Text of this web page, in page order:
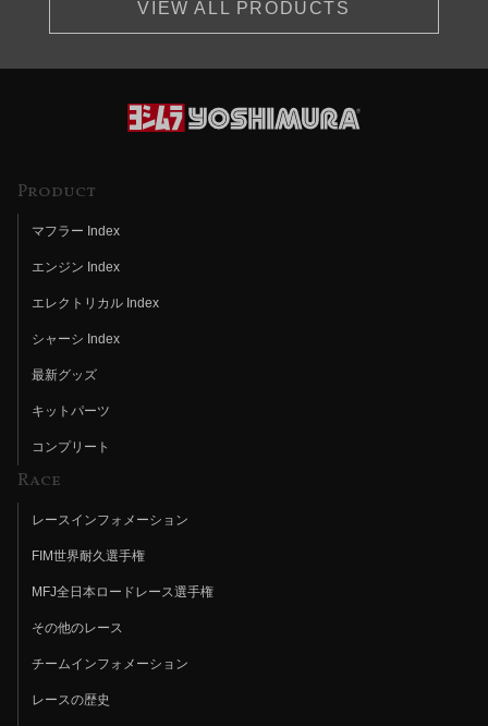
VIEW ALL PRODUCTS
Product
マフラー Index
エンジン Index
エレクトリカル Index
シャーシ Index
最新グッズ
キットパーツ
コンプリート
Race
レースインフォメーション
FIM世界耐久選手権
MFJ全日本ロードレース選手権
その他のレース
チームインフォメーション
レースの歴史